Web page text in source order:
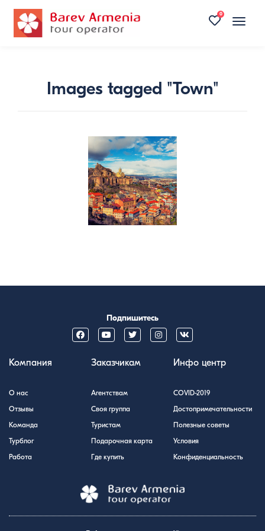
Toggle
0
Images tagged "Town"
Подпишитесь
Компания
О нас
Отзывы
Команда
Турблог
Работа
Заказчикам
Агентствам
Своя группа
Туристам
Подарочная карта
Где купить
Инфо центр
COVID-2019
Достопримечательности
Полезные советы
Условия
Конфиденциальность